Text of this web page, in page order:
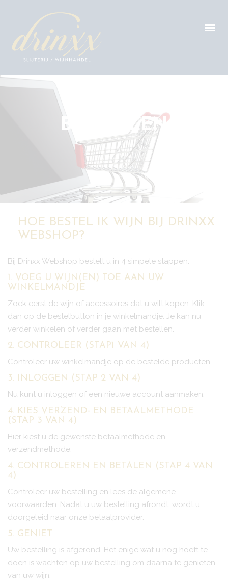
BESTELLEN
HOE BESTEL IK WIJN BIJ DRINXX
WEBSHOP?
Bij Drinxx Webshop bestelt u in 4 simpele stappen:
1. VOEG U WIJN(EN) TOE AAN UW
WINKELMANDJE
Zoek eerst de wijn of accessoires dat u wilt kopen. Klik
dan op de bestelbutton in je winkelmandje. Je kan nu
verder winkelen of verder gaan met bestellen.
2. CONTROLEER (STAP1 VAN 4)
Controleer uw winkelmandje op de bestelde producten.
3. INLOGGEN (STAP 2 VAN 4)
Nu kunt u inloggen of een nieuwe account aanmaken.
4. KIES VERZEND- EN BETAALMETHODE
(STAP 3 VAN 4)
Hier kiest u de gewenste betaalmethode en
verzendmethode.
4. CONTROLEREN EN BETALEN (STAP 4 VAN
4)
Controleer uw bestelling en lees de algemene
voorwaarden. Nadat u uw bestelling afrondt, wordt u
doorgeleid naar onze betaalprovider.
5. GENIET
Uw bestelling is afgerond. Het enige wat u nog hoeft te
doen is wachten op uw bestelling om daarna te genieten
van uw wijn.